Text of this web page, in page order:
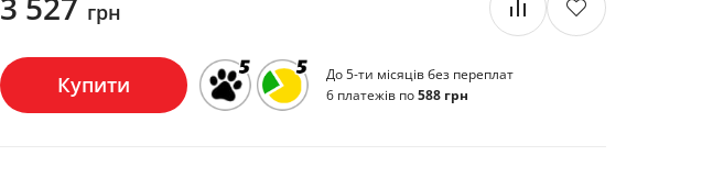
грн
Купити
До 5-ти місяців без переплат
6 платежів по588 грн